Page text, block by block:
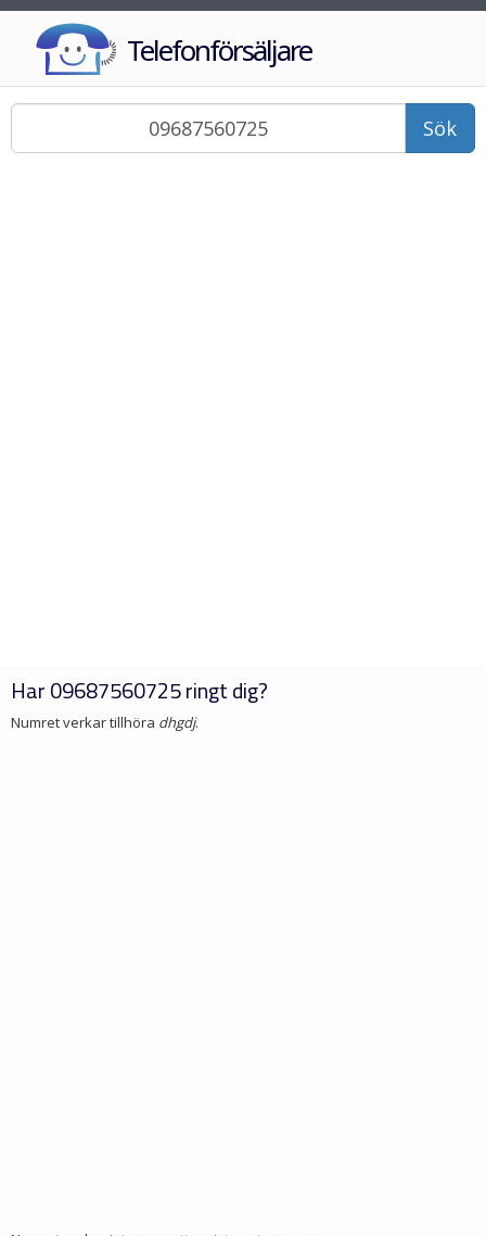
Telefonförsäljare
Sök
Har09687560725ringt dig?
Numret verkar tillhöra dhgdj.